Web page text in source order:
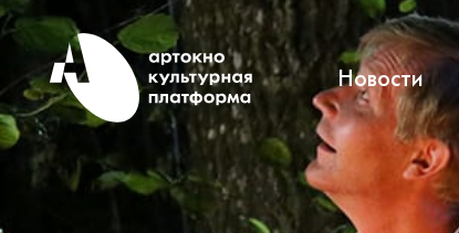
Новости